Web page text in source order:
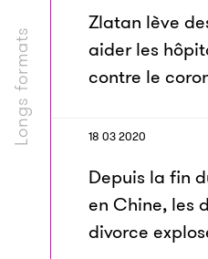
Longs formats
Zlatan lève
aider les
contre le
18 03 2020
Depuis la fin
en Chine, les
divorce